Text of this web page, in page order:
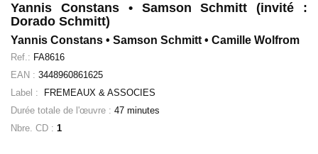
Yannis Constans • Samson Schmitt (invité :
Dorado Schmitt)
Yannis Constans • Samson Schmitt • Camille Wolfrom
Ref.: FA8616
EAN : 3448960861625
Label :
FREMEAUX & ASSOCIES
Durée totale de l'œuvre : 47 minutes
Nbre. CD : 1